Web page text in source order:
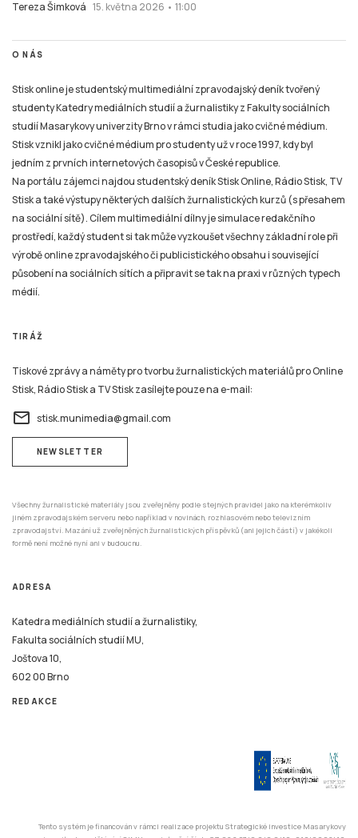
Tereza Šimková 15. května 2026 • 11:00
O NÁS
Stisk online je studentský multimediální zpravodajský deník tvořený
studenty Katedry mediálních studií a žurnalistiky z Fakulty sociálních
studií Masarykovy univerzity Brno v rámci studia jako cvičné médium.
Stisk vznikl jako cvičné médium pro studenty už v roce 1997, kdy byl
jedním z prvních internetových časopisů v České republice.
Na portálu zájemci najdou studentský deník Stisk Online, Rádio Stisk, TV
Stisk a také výstupy některých dalších žurnalistických kurzů (s přesahem
na sociální sítě). Cílem multimediální dílny je simulace redakčního
prostředí, každý student si tak může vyzkoušet všechny základní role při
výrobě online zpravodajského či publicistického obsahu i související
působení na sociálních sítích a připravit se tak na praxi v různých typech
médií.
TIRÁŽ
Tiskové zprávy a náměty pro tvorbu žurnalistických materiálů pro Online
Stisk, Rádio Stisk a TV Stisk zasílejte pouze na e-mail:
email stisk.munimedia@gmail.com
NEWSLETTER
Všechny žurnalistické materiály jsou zveřejněny podle stejných pravidel jako na kterémkoliv
jiném zpravodajském serveru nebo například v novinách, rozhlasovém nebo televizním
zpravodajství. Mazání už zveřejněných žurnalistických příspěvků (ani jejich částí) v jakékoli
formě není možné nyní ani v budoucnu.
ADRESA
Katedra mediálních studií a žurnalistiky,
Fakulta sociálních studií MU,
Joštova 10,
602 00 Brno
REDAKCE
Tento systém je financován v rámci realizace projektu Strategické investice Masarykovy